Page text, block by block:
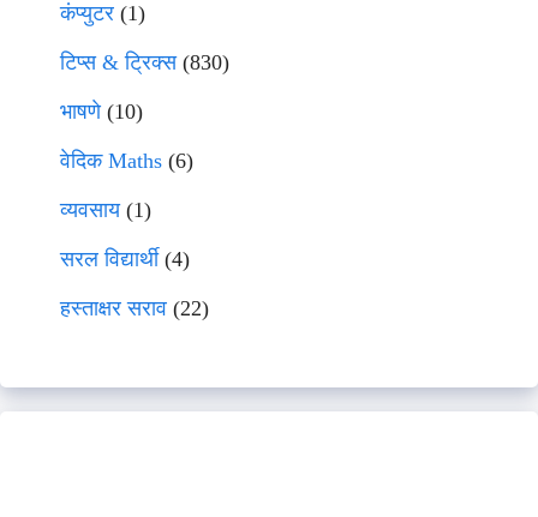
कंप्युटर (1)
टिप्स & ट्रिक्स(830)
भाषणे(10)
वेदिक Maths (6)
व्यवसाय(1)
सरल विद्यार्थी(4)
हस्ताक्षर सराव (22)